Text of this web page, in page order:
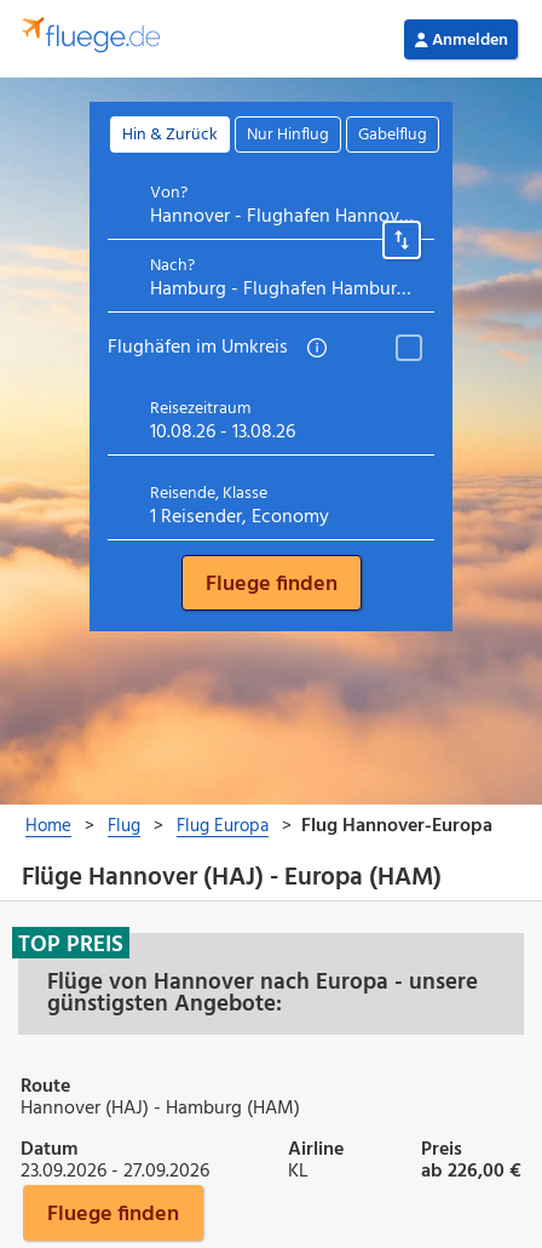
Flüge Hannover (HAJ) - Europa (HAM)
Flüge von Hannover nach Europa - unsere
günstigsten Angebote:
TOP PREIS
Route
Hannover (HAJ) - Hamburg (HAM)
Datum
23.09.2026 - 27.09.2026
Airline
KL
Preis
ab 226,00 €
Fluege finden